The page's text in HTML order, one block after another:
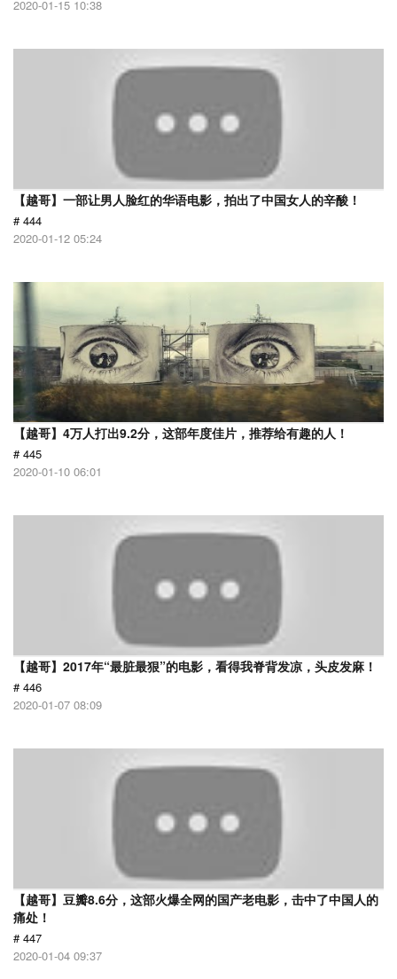
2020-01-15 10:38
【越哥】一部让男人脸红的华语电影，拍出了中国女人的辛酸！
# 444
2020-01-12 05:24
【越哥】4万人打出9.2分，这部年度佳片，推荐给有趣的人！
# 445
2020-01-10 06:01
【越哥】2017年“最脏最狠”的电影，看得我脊背发凉，头皮发麻！
# 446
2020-01-07 08:09
【越哥】豆瓣8.6分，这部火爆全网的国产老电影，击中了中国人的
痛处！
# 447
2020-01-04 09:37